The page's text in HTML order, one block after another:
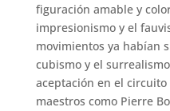
figuración amable y
impresionismo y el
movimientos ya habían
cubismo y el
aceptación en el
maestros como Pierre